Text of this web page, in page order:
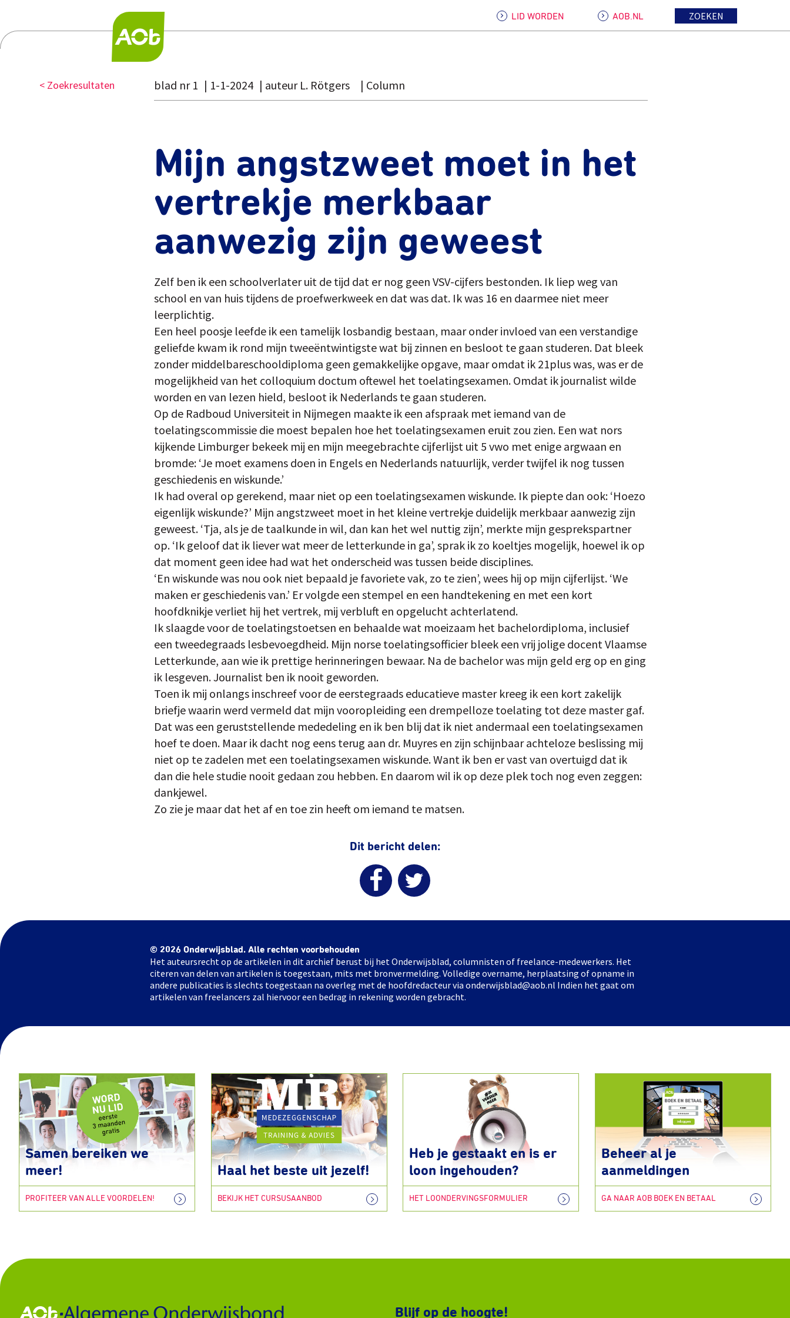
LID WORDEN AOB.NL ZOEKEN
< Zoekresultaten blad nr 1 1-1-2024 auteur L. Rötgers Column
Mijn angstzweet moet in het
vertrekje merkbaar
aanwezig zijn geweest
Zelf ben ik een schoolverlater uit de tijd dat er nog geen VSV-cijfers bestonden. Ik liep weg van
school en van huis tijdens de proefwerkweek en dat was dat. Ik was 16 en daarmee niet meer
leerplichtig.
Een heel poosje leefde ik een tamelijk losbandig bestaan, maar onder invloed van een verstandige
geliefde kwam ik rond mijn tweeëntwintigste wat bij zinnen en besloot te gaan studeren. Dat bleek
zonder middelbareschooldiploma geen gemakkelijke opgave, maar omdat ik 21plus was, was er de
mogelijkheid van het colloquium doctum oftewel het toelatingsexamen. Omdat ik journalist wilde
worden en van lezen hield, besloot ik Nederlands te gaan studeren.
Op de Radboud Universiteit in Nijmegen maakte ik een afspraak met iemand van de
toelatingscommissie die moest bepalen hoe het toelatingsexamen eruit zou zien. Een wat nors
kijkende Limburger bekeek mij en mijn meegebrachte cijferlijst uit 5 vwo met enige argwaan en
bromde: ‘Je moet examens doen in Engels en Nederlands natuurlijk, verder twijfel ik nog tussen
geschiedenis en wiskunde.’
Ik had overal op gerekend, maar niet op een toelatingsexamen wiskunde. Ik piepte dan ook: ‘Hoezo
eigenlijk wiskunde?’ Mijn angstzweet moet in het kleine vertrekje duidelijk merkbaar aanwezig zijn
geweest. ‘Tja, als je de taalkunde in wil, dan kan het wel nuttig zijn’, merkte mijn gesprekspartner
op. ‘Ik geloof dat ik liever wat meer de letterkunde in ga’, sprak ik zo koeltjes mogelijk, hoewel ik op
dat moment geen idee had wat het onderscheid was tussen beide disciplines.
‘En wiskunde was nou ook niet bepaald je favoriete vak, zo te zien’, wees hij op mijn cijferlijst. ‘We
maken er geschiedenis van.’ Er volgde een stempel en een handtekening en met een kort
hoofdknikje verliet hij het vertrek, mij verbluft en opgelucht achterlatend.
Ik slaagde voor de toelatingstoetsen en behaalde wat moeizaam het bachelordiploma, inclusief
een tweedegraads lesbevoegdheid. Mijn norse toelatingsofficier bleek een vrij jolige docent Vlaamse
Letterkunde, aan wie ik prettige herinneringen bewaar. Na de bachelor was mijn geld erg op en ging
ik lesgeven. Journalist ben ik nooit geworden.
Toen ik mij onlangs inschreef voor de eerstegraads educatieve master kreeg ik een kort zakelijk
briefje waarin werd vermeld dat mijn vooropleiding een drempelloze toelating tot deze master gaf.
Dat was een geruststellende mededeling en ik ben blij dat ik niet andermaal een toelatingsexamen
hoef te doen. Maar ik dacht nog eens terug aan dr. Muyres en zijn schijnbaar achteloze beslissing mij
niet op te zadelen met een toelatingsexamen wiskunde. Want ik ben er vast van overtuigd dat ik
dan die hele studie nooit gedaan zou hebben. En daarom wil ik op deze plek toch nog even zeggen:
dankjewel.
Zo zie je maar dat het af en toe zin heeft om iemand te matsen.
Dit bericht delen:
© 2026 Onderwijsblad. Alle rechten voorbehouden
Het auteursrecht op de artikelen in dit archief berust bij het Onderwijsblad, columnisten of freelance-medewerkers. Het
citeren van delen van artikelen is toegestaan, mits met bronvermelding. Volledige overname, herplaatsing of opname in
andere publicaties is slechts toegestaan na overleg met de hoofdredacteur via onderwijsblad@aob.nl Indien het gaat om
artikelen van freelancers zal hiervoor een bedrag in rekening worden gebracht.
Samen bereiken we
meer!
PROFITEER VAN ALLE VOORDELEN!
Haal het beste uit jezelf!
BEKIJK HET CURSUSAANBOD
Heb je gestaakt en is er
loon ingehouden?
HET LOONDERVINGSFORMULIER
Beheer al je
aanmeldingen
GA NAAR AOB BOEK EN BETAAL
Blijf op de hoogte!